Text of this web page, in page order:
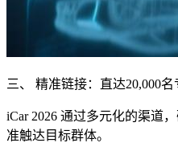
三、 精准链接：直达20,000名
iCar 2026 通过多元化的渠道
准触达目标群体。